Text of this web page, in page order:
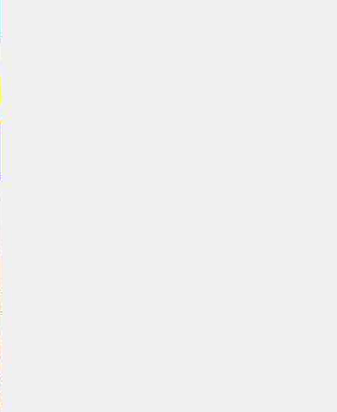
مؤسسة إقليم سبأ للمقاولات نوفر شبوك